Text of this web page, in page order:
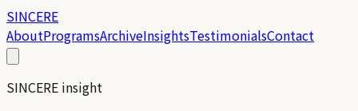
SINCERE
AboutProgramsArchiveInsightsTestimonialsContact
SINCERE insight